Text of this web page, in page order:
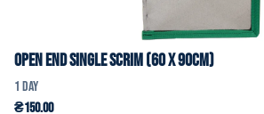
Open End Single Scrim (60 x 90cm)